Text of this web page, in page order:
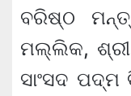
ବରିଷ୍ଠ
ମଲ୍ଲିକ, ଶ୍ରୀ
ସାଂସଦ ପଦ୍ମ